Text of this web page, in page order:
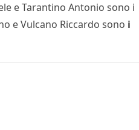
e Tarantino Antonio sono i
e Vulcano Riccardo sono i